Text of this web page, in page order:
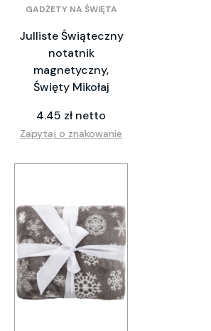
GADŻETY NA ŚWIĘTA
Julliste Świąteczny
notatnik
magnetyczny,
Święty Mikołaj
4.45 zł netto
Zapytaj o znakowanie